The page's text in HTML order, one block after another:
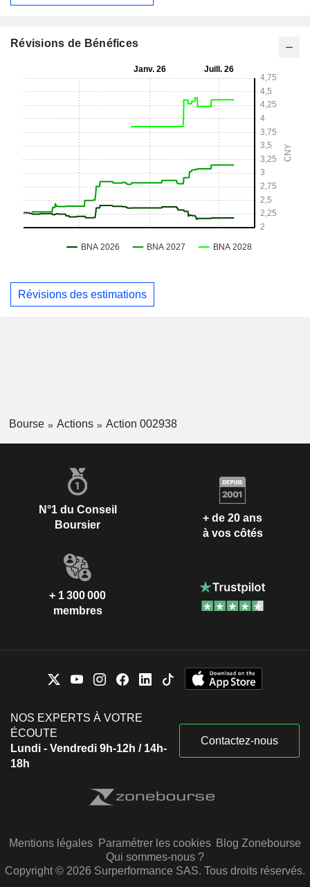
Révisions de Bénéfices
Révisions des estimations
Bourse Actions Action 002938
N°1 du Conseil
Boursier
+ de 20 ans
à vos côtés
+ 1 300 000
membres
NOS EXPERTS À VOTRE
ÉCOUTE
Lundi - Vendredi 9h-12h / 14h-
18h
Contactez-nous
Mentions légales Paramétrer les cookies Blog Zonebourse
Qui sommes-nous ?
Copyright © 2026 Surperformance SAS. Tous droits réservés.